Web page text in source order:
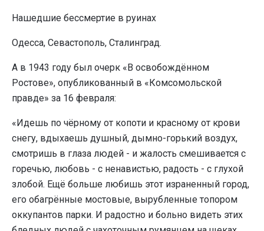
Нашедшие бессмертие в руинах
Одесса, Севастополь, Сталинград.
А в 1943 году был очерк «В освобождённом
Ростове», опубликованный в «Комсомольской
правде» за 16 февраля:
«Идешь по чёрному от копоти и красному от крови
снегу, вдыхаешь душный, дымно-горький воздух,
смотришь в глаза людей - и жалость смешивается с
горечью, любовь - с ненавистью, радость - с глухой
злобой. Ещё больше любишь этот израненный город,
его обагрённые мостовые, вырубленные топором
оккупантов парки. И радостно и больно видеть этих